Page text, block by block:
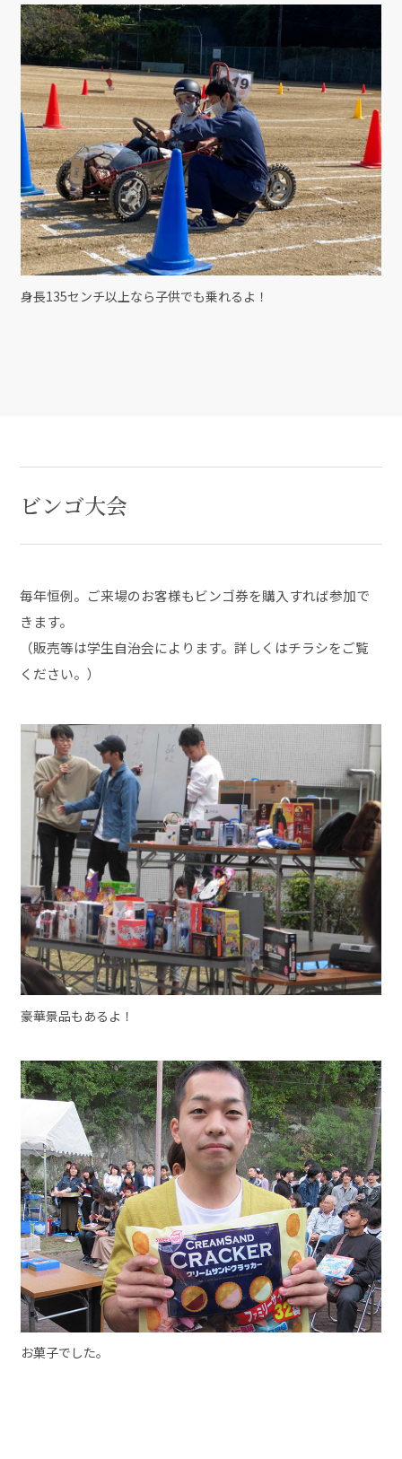
身長135センチ以上なら子供でも乗れるよ！
ビンゴ大会
毎年恒例。ご来場のお客様もビンゴ券を購入すれば参加で
きます。
（販売等は学生自治会によります。詳しくはチラシをご覧
ください。）
豪華景品もあるよ！
お菓子でした。